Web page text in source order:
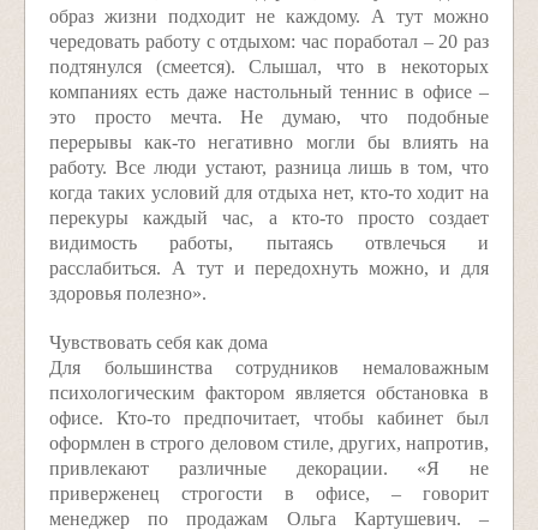
образ жизни подходит не каждому. А тут можно
чередовать работу с отдыхом: час поработал – 20 раз
подтянулся (смеется). Слышал, что в некоторых
компаниях есть даже настольный теннис в офисе –
это просто мечта. Не думаю, что подобные
перерывы как-то негативно могли бы влиять на
работу. Все люди устают, разница лишь в том, что
когда таких условий для отдыха нет, кто-то ходит на
перекуры каждый час, а кто-то просто создает
видимость работы, пытаясь отвлечься и
расслабиться. А тут и передохнуть можно, и для
здоровья полезно».
Чувствовать себя как дома
Для большинства сотрудников немаловажным
психологическим фактором является обстановка в
офисе. Кто-то предпочитает, чтобы кабинет был
оформлен в строго деловом стиле, других, напротив,
привлекают различные декорации. «Я не
приверженец строгости в офисе, – говорит
менеджер по продажам Ольга Картушевич. –